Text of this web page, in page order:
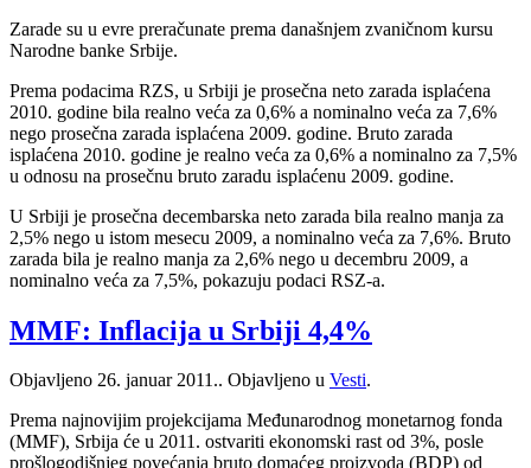
Zarade su u evre preračunate prema današnjem zvaničnom kursu
Narodne banke Srbije.
Prema podacima RZS, u Srbiji je prosečna neto zarada isplaćena
2010. godine bila realno veća za 0,6% a nominalno veća za 7,6%
nego prosečna zarada isplaćena 2009. godine. Bruto zarada
isplaćena 2010. godine je realno veća za 0,6% a nominalno za 7,5%
u odnosu na prosečnu bruto zaradu isplaćenu 2009. godine.
U Srbiji je prosečna decembarska neto zarada bila realno manja za
2,5% nego u istom mesecu 2009, a nominalno veća za 7,6%. Bruto
zarada bila je realno manja za 2,6% nego u decembru 2009, a
nominalno veća za 7,5%, pokazuju podaci RSZ-a.
MMF: Inflacija u Srbiji 4,4%
Objavljeno 26. januar 2011.. Objavljeno u Vesti.
Prema najnovijim projekcijama Međunarodnog monetarnog fonda
(MMF), Srbija će u 2011. ostvariti ekonomski rast od 3%, posle
prošlogodišnjeg povećanja bruto domaćeg proizvoda (BDP) od